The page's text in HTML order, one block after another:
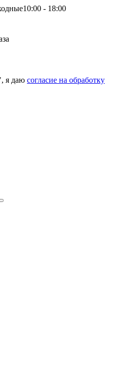
10:00 - 18:00
я даю согласие на обработку